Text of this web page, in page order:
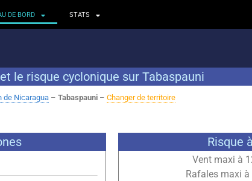
DE BORD STATS
le risque cyclonique sur Tabaspauni
de Nicaragua – Tabaspauni – Changer de territoire
Risque
Vent maxi à
Rafales maxi à